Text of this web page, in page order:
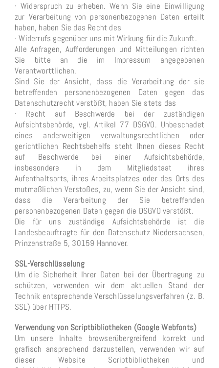
· Widerspruch zu erheben. Wenn Sie eine Einwilligung
zur Verarbeitung von personenbezogenen Daten erteilt
haben, haben Sie das Recht des
· Widerrufs gegenüber uns mit Wirkung für die Zukunft.
Alle Anfragen, Aufforderungen und Mitteilungen richten
Sie bitte an die im Impressum angegebenen
Verantworttlichen.
Sind Sie der Ansicht, dass die Verarbeitung der sie
betreffenden personenbezogenen Daten gegen das
Datenschutzrecht verstößt, haben Sie stets das
· Recht auf Beschwerde bei der zuständigen
Aufsichtsbehörde, vgl. Artikel 77 DSGVO. Unbeschadet
eines anderweitigen verwaltungsrechtlichen oder
gerichtlichen Rechtsbehelfs steht Ihnen dieses Recht
auf Beschwerde bei einer Aufsichtsbehörde,
insbesondere in dem Mitgliedstaat ihres
Aufenthaltsorts, ihres Arbeitsplatzes oder des Orts des
mutmaßlichen Verstoßes, zu, wenn Sie der Ansicht sind,
dass die Verarbeitung der Sie betreffenden
personenbezogenen Daten gegen die DSGVO verstößt.
Die für uns zuständige Aufsichtsbehörde ist die
Landesbeauftragte für den Datenschutz Niedersachsen,
Prinzenstraße 5, 30159 Hannover.
SSL-Verschlüsselung
Um die Sicherheit Ihrer Daten bei der Übertragung zu
schützen, verwenden wir dem aktuellen Stand der
Technik entsprechende Verschlüsselungsverfahren (z. B.
SSL) über HTTPS.
Verwendung von Scriptbibliotheken (Google Webfonts)
Um unsere Inhalte browserübergreifend korrekt und
grafisch ansprechend darzustellen, verwenden wir auf
dieser Website Scriptbibliotheken und